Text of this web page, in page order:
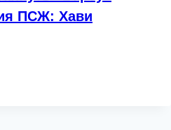
ПСЖ: Хави